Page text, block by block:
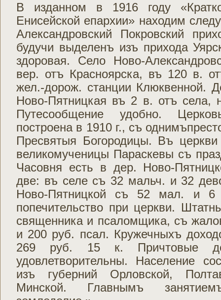
В изданном в 1916 году
Енисейской епархии» находим
Александровский Покровский
будучи выделенъ изъ прихода
здоровая. Село Ново-
вер. отъ Красноярска, въ 120 в.
жел.-дорож. станции Клюквенной.
Ново-Пятницкая въ 2 в. отъ села,
Путесообщение удобно.
построена в 1910 г., съ
Пресвятыя Богородицы. Въ
великомученицы Параскевы съ
Часовня есть в дер. Ново-
две: въ селе съ 32 мальч. и 32
Ново-Пятницкой съ 52 мал. и 6
попечительство при церкви.
священника и псаломщика, съ
и 200 руб. псал. Кружечныхъ
269 руб. 15 к. Причтовые
удовлетворительны. Население
изъ губерний Орловской,
Минской. Главнымъ